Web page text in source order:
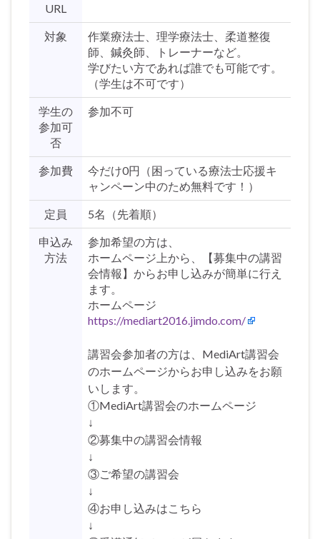
URL
対象
作業療法士、理学療法士、柔道整復
師、鍼灸師、トレーナーなど。
学びたい方であれば誰でも可能です。
（学生は不可です）
学生の
参加可
否
参加不可
参加費
今だけ0円（困っている療法士応援キ
ャンペーン中のため無料です！）
定員 5名（先着順）
申込み
方法
参加希望の方は、
ホームページ上から、【募集中の講習
会情報】からお申し込みが簡単に行え
ます。
ホームページ
https://mediart2016.jimdo.com/
講習会参加者の方は、MediArt講習会
のホームページからお申し込みをお願
いします。
①MediArt講習会のホームページ
↓
②募集中の講習会情報
↓
③ご希望の講習会
↓
④お申し込みはこちら
↓